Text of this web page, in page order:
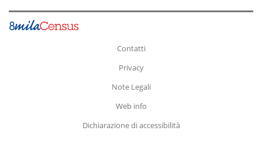
Contatti
Privacy
Note Legali
Web info
Dichiarazione di accessibilità